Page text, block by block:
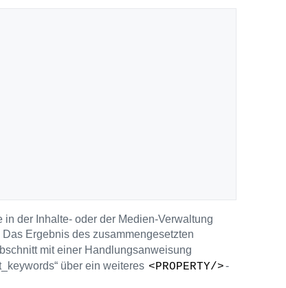
der Inhalte- oder der Medien-Verwaltung
Ergebnis des zusammengesetzten
mit einer Handlungsanweisung
über ein weiteres <PROPERTY/>-